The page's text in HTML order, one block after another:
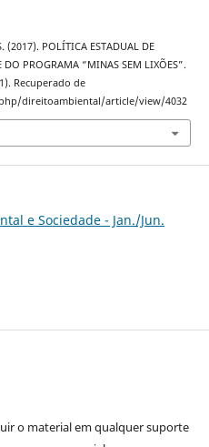
POLÍTICA ESTADUAL DE
PROGRAMA “MINAS SEM LIXÕES”.
Recuperado de
direitoambiental/article/view/4032
e Sociedade - Jan./Jun.
o material em qualquer suporte